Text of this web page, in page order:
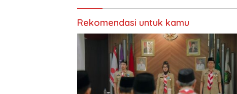
Rekomendasi untuk kamu